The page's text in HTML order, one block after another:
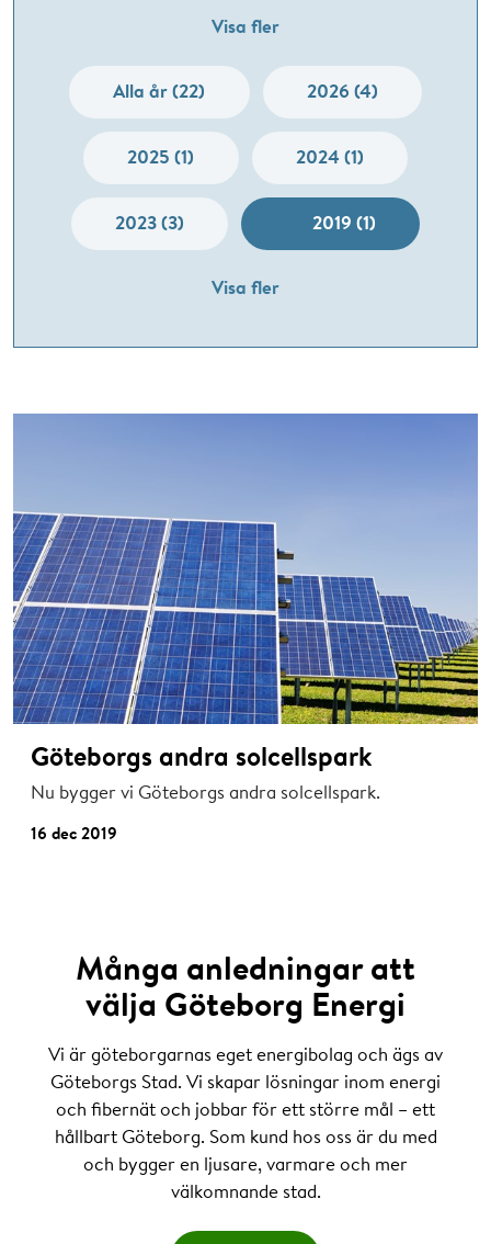
Visa fler
Alla år (22) 2026 (4)
2025 (1) 2024 (1)
2023 (3) 2019 (1)
Visa fler
Göteborgs andra solcellspark
Nu bygger vi Göteborgs andra solcellspark.
16 dec 2019
Många anledningar att
välja Göteborg Energi
Vi är göteborgarnas eget energibolag och ägs av
Göteborgs Stad. Vi skapar lösningar inom energi
och fibernät och jobbar för ett större mål – ett
hållbart Göteborg. Som kund hos oss är du med
och bygger en ljusare, varmare och mer
välkomnande stad.